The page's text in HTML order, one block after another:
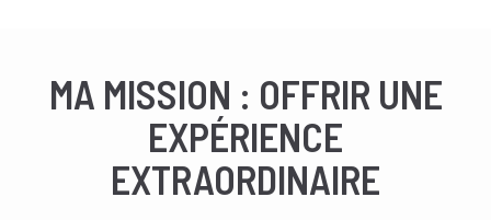
MA MISSION : OFFRIR UNE
EXPÉRIENCE
EXTRAORDINAIRE